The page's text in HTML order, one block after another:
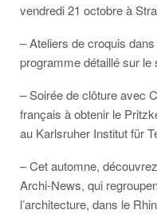
vendredi 21 octobre à
– Ateliers de croquis
programme détaillé sur le
– Soirée de clôture avec
français à obtenir le
au Karlsruher Institut für
– Cet automne,
Archi-News, qui
l’architecture, dans le